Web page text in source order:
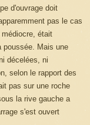
d'ouvrage doit
pas le cas
était
poussée. Mais une
décelées, ni
selon le rapport des
pas sur une roche
la rive gauche a
s'est ouvert